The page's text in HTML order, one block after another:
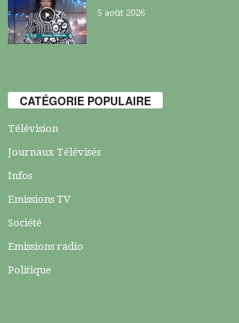
5 août 2026
CATÉGORIE POPULAIRE
Télévision
Journaux Télévisés
Infos
Emissions TV
Société
Emissions radio
Politique